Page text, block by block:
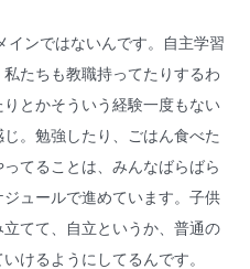
インではないんです。自主学習
たちも教職持ってたりするわ
とかそういう経験一度もない
。勉強したり、ごはん食べた
てることは、みんなばらばら
ュールで進めています。子供
てて、自立というか、普通の
けるようにしてるんです。